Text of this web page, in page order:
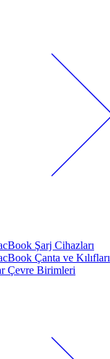
Şarj Cihazları
Çanta ve Kılıfları
Çevre Birimleri